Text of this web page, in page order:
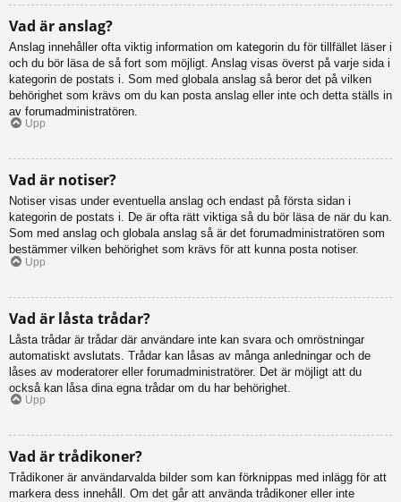
Vad är anslag?
Anslag innehåller ofta viktig information om kategorin du för tillfället läser i
och du bör läsa de så fort som möjligt. Anslag visas överst på varje sida i
kategorin de postats i. Som med globala anslag så beror det på vilken
behörighet som krävs om du kan posta anslag eller inte och detta ställs in
av forumadministratören.
Upp
Vad är notiser?
Notiser visas under eventuella anslag och endast på första sidan i
kategorin de postats i. De är ofta rätt viktiga så du bör läsa de när du kan.
Som med anslag och globala anslag så är det forumadministratören som
bestämmer vilken behörighet som krävs för att kunna posta notiser.
Upp
Vad är låsta trådar?
Låsta trådar är trådar där användare inte kan svara och omröstningar
automatiskt avslutats. Trådar kan låsas av många anledningar och de
låses av moderatorer eller forumadministratörer. Det är möjligt att du
också kan låsa dina egna trådar om du har behörighet.
Upp
Vad är trådikoner?
Trådikoner är användarvalda bilder som kan förknippas med inlägg för att
markera dess innehåll. Om det går att använda trådikoner eller inte